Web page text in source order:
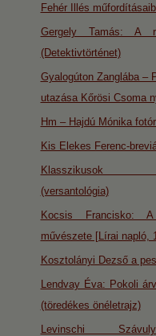
Fehér Illés
Gergely Tamás: A
(Detektivtörténet)
Gyalogúton Zanglába –
utazása Kőrösi Csoma
Hm – Hajdú Mónika
Kis Elekes Ferenc-
Klasszikusok
(versantológia)
Kocsis Francisko: A
művészete [Lírai napló,
Kosztolányi Dezső a
Lendvay Éva: Pokoli
(töredékes önéletrajz)
Levinschi